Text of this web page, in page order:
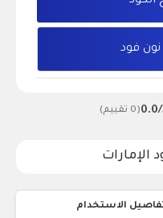
فود
0.0/(0 تقييم)
الاستخدام